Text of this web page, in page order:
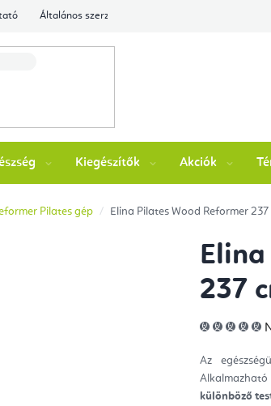
Általános szerződési feltételek Ellenőrizze a
Kiegészítők Akciók
Pilates gép Elina Pilates Wood Reformer 237
237
Az
különböző